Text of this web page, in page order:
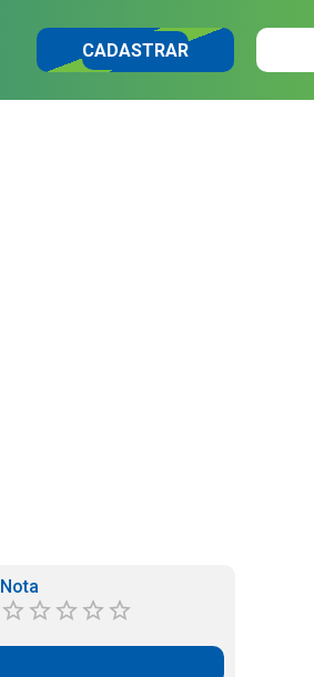
CADASTRAR
Nota